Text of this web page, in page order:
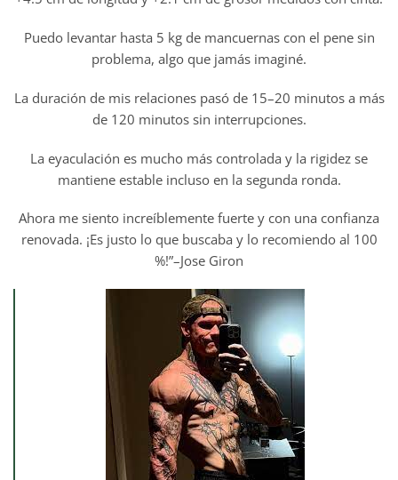
Puedo levantar hasta 5 kg de mancuernas con el pene sin
problema, algo que jamás imaginé.
La duración de mis relaciones pasó de 15–20 minutos a más
de 120 minutos sin interrupciones.
La eyaculación es mucho más controlada y la rigidez se
mantiene estable incluso en la segunda ronda.
Ahora me siento increíblemente fuerte y con una confianza
renovada. ¡Es justo lo que buscaba y lo recomiendo al 100
%!”–Jose Giron